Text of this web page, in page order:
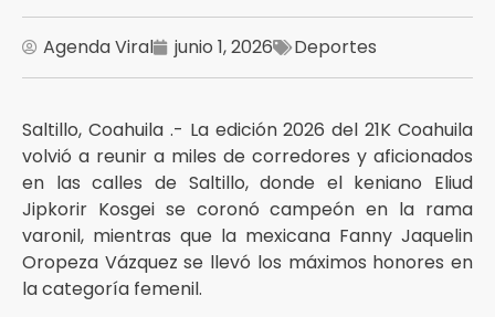
Agenda Viral junio 1, 2026 Deportes
Saltillo, Coahuila .- La edición 2026 del 21K Coahuila
volvió a reunir a miles de corredores y aficionados
en las calles de Saltillo, donde el keniano Eliud
Jipkorir Kosgei se coronó campeón en la rama
varonil, mientras que la mexicana Fanny Jaquelin
Oropeza Vázquez se llevó los máximos honores en
la categoría femenil.